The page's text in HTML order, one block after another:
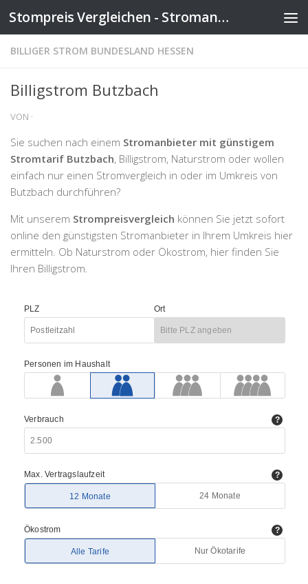
Zum Inhalt springen Stompreis Vergleichen - Stromanbieter wechseln
BILLIGER STROM BUNDESLAND HESSEN
Billigstrom Butzbach
VON ·
Sie suchen nach einem Stromanbieter mit günstigem
Stromtarif Butzbach, Billigstrom, Naturstrom oder wollen
einfach nur einen Stromvergleich in oder im Umkreis von
Butzbach durchführen?
Mit unserem Strompreisvergleich können Sie jetzt sofort
online den günstigsten Stromanbieter in Ihrem Umkreis hier
ermitteln. Ob Naturstrom oder Ökostrom, hier finden Sie
Ihren Billigstrom.